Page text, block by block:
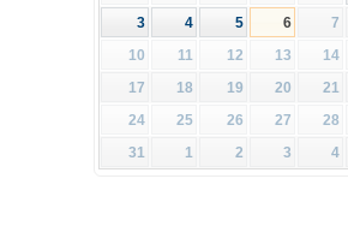
3
4 5 6 7
10
11 12 13 14
17
18 19 20 21
24
25 26 27 28
31
1 2 3 4